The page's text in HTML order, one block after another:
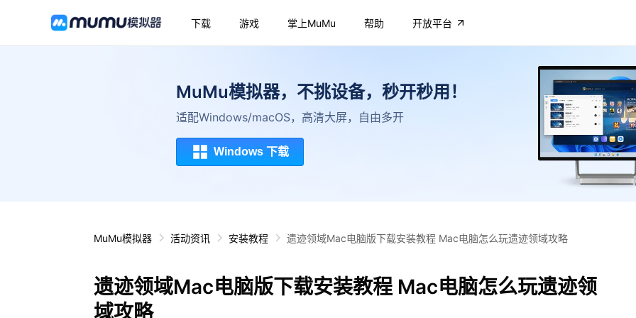
下载 游戏 掌上MuMu 帮助 开放平台
MuMu模拟器，不挑设备，秒开秒用！
适配Windows/macOS，高清大屏，自由多开
Windows 下载
MuMu模拟器 活动资讯 安装教程 遗迹领域Mac电脑版下载安装教程 Mac电脑怎么玩遗迹领域攻略
遗迹领域Mac电脑版下载安装教程 Mac电脑怎么玩遗迹领
域攻略